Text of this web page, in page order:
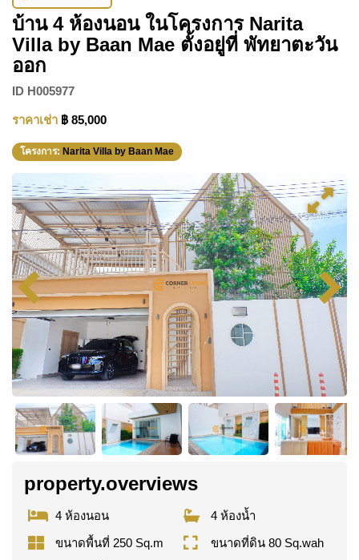
บ้าน 4 ห้องนอน ในโครงการ Narita
Villa by Baan Mae ตั้งอยู่ที่ พัทยาตะวัน
ออก
ID H005977
ราคาเช่า ฿ 85,000
โครงการ: Narita Villa by Baan Mae
property.overviews
4 ห้องนอน
4 ห้องน้ำ
ขนาดพื้นที่ 250 Sq.m
ขนาดที่ดิน 80 Sq.wah